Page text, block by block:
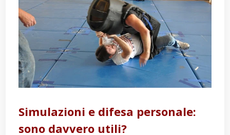
Simulazioni e difesa personale:
sono davvero utili?